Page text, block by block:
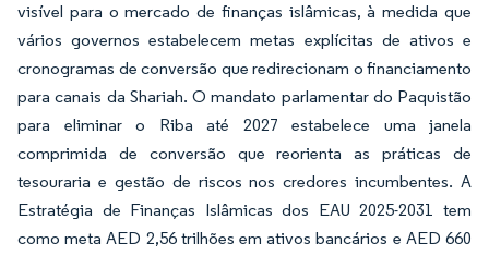
visível para o mercado de finanças islâmicas, à medida que
vários governos estabelecem metas explícitas de ativos e
cronogramas de conversão que redirecionam o financiamento
para canais da Shariah. O mandato parlamentar do Paquistão
para eliminar o Riba até 2027 estabelece uma janela
comprimida de conversão que reorienta as práticas de
tesouraria e gestão de riscos nos credores incumbentes. A
Estratégia de Finanças Islâmicas dos EAU 2025-2031 tem
como meta AED 2,56 trilhões em ativos bancários e AED 660